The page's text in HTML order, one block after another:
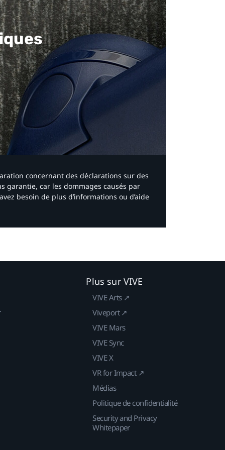
concernant des déclarations sur des
garantie, car les dommages causés par
besoin de plus d’informations ou d’aide
Plus sur VIVE
VIVE Arts ↗
Viveport ↗
VIVE Mars
VIVE Sync
VIVE X
VR for Impact ↗
Médias
Politique de confidentialité
Security and Privacy
Whitepaper